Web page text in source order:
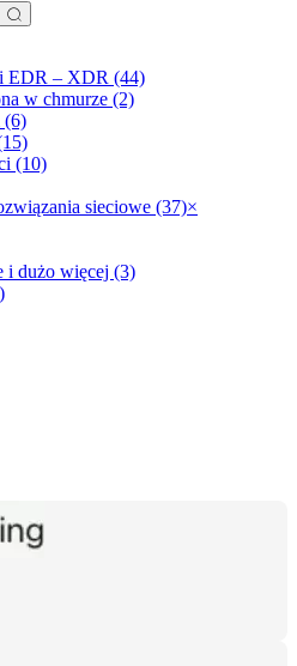
EDR – XDR (44)
w chmurze (2)
(6)
(10)
sieciowe (37)×
i dużo więcej (3)